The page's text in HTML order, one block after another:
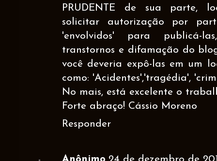
PRUDENTE de sua parte,
solicitar autorização por
'envolvidos' para publicá-
transtornos e difamação do
você deveria expô-las em um
como: 'Acidentes','tragédia',
No mais, está excelente o
Forte abraço! Cássio Moreno
Responder